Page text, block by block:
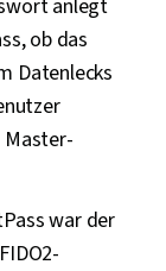
anlegt
ob das
Datenlecks
Master-
war der